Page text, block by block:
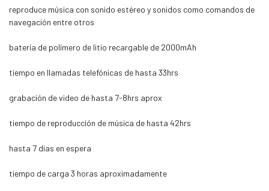
reproduce música con sonido estéreo y sonidos como comandos de
navegación entre otros
batería de polímero de litio recargable de 2000mAh
tiempo en llamadas telefónicas de hasta 33hrs
grabación de video de hasta 7-8hrs aprox
tiempo de reproducción de música de hasta 42hrs
hasta 7 días en espera
tiempo de carga 3 horas aproximadamente